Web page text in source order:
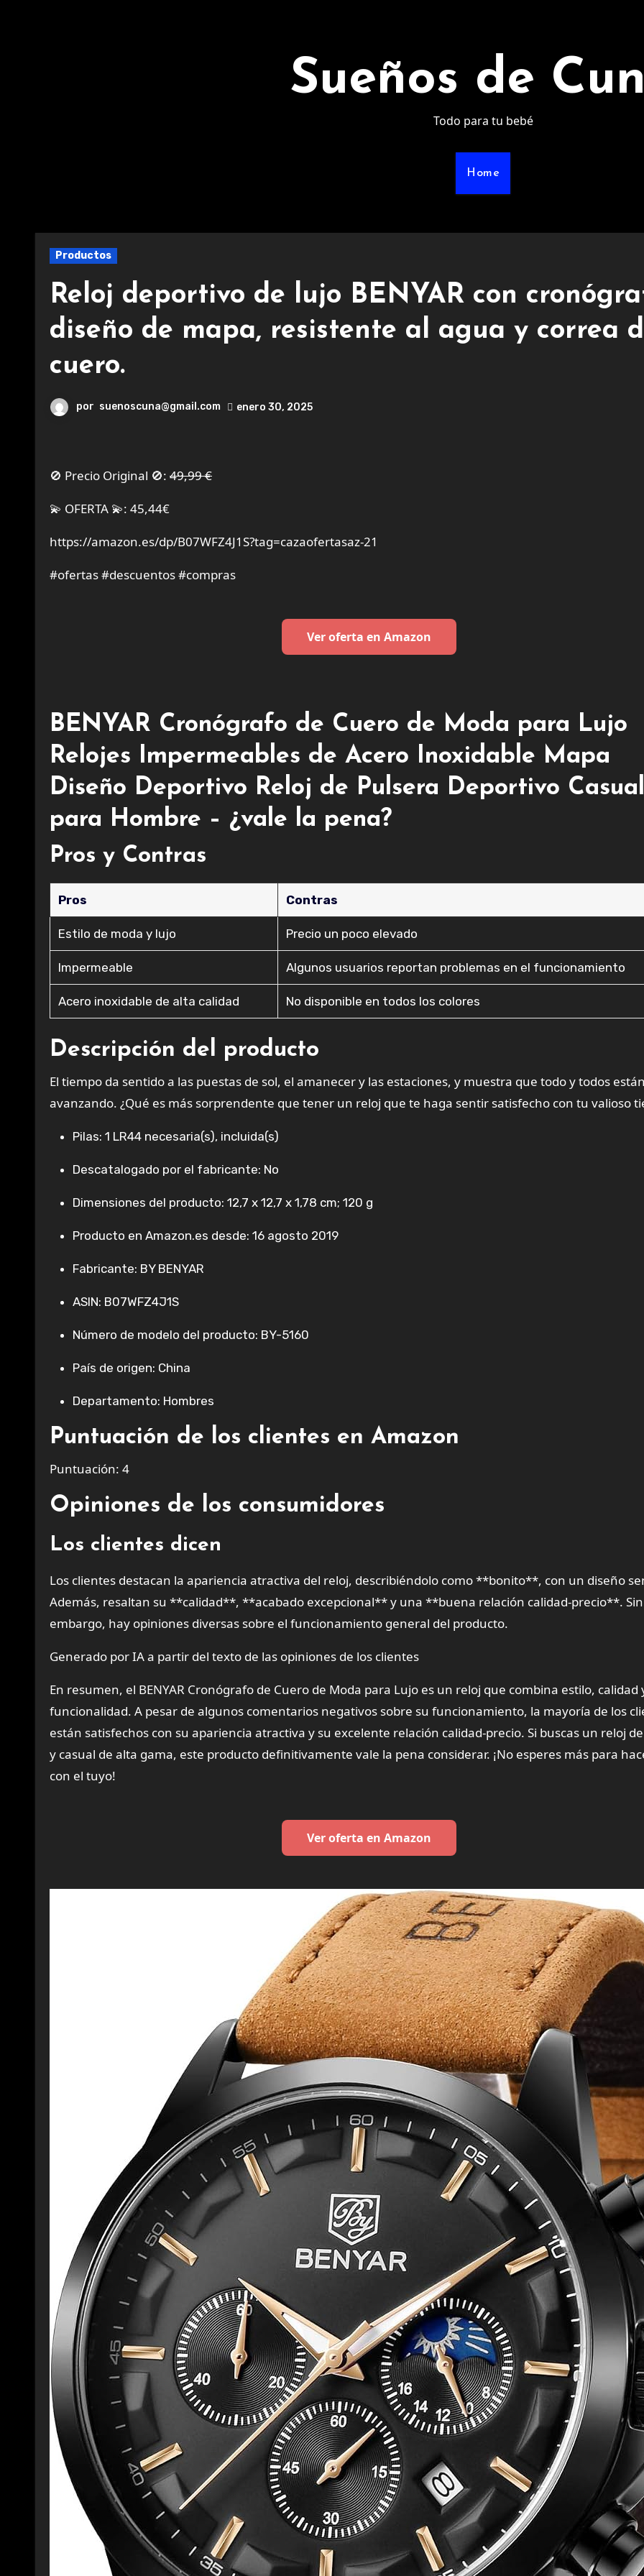
Sueños de
Todo para tu bebé
Home
Productos
Reloj deportivo de lujo BENYAR con
diseño de mapa, resistente al agua y correa
cuero.
por suenoscuna@gmail.com enero 30, 2025
🚫 Precio Original 🚫: 49,99 €
💫 OFERTA 💫: 45,44€
https://amazon.es/dp/B07WFZ4J1S?tag=cazaofertasaz-21
#ofertas #descuentos #compras
Ver oferta en Amazon
BENYAR Cronógrafo de Cuero de Moda para Lujo
Relojes Impermeables de Acero Inoxidable Mapa
Diseño Deportivo Reloj de Pulsera Deportivo Casual
para Hombre – ¿vale la pena?
Pros y Contras
Pros Contras
Estilo de moda y lujo Precio un poco elevado
Impermeable Algunos usuarios reportan problemas en el funcionamiento
Acero inoxidable de alta calidad No disponible en todos los colores
Descripción del producto
El tiempo da sentido a las puestas de sol, el amanecer y las estaciones, y muestra que todo y todos
avanzando. ¿Qué es más sorprendente que tener un reloj que te haga sentir satisfecho con tu valioso
Pilas: 1 LR44 necesaria(s), incluida(s)
Descatalogado por el fabricante: No
Dimensiones del producto: 12,7 x 12,7 x 1,78 cm; 120 g
Producto en Amazon.es desde: 16 agosto 2019
Fabricante: BY BENYAR
ASIN: B07WFZ4J1S
Número de modelo del producto: BY-5160
País de origen: China
Departamento: Hombres
Puntuación de los clientes en Amazon
Puntuación: 4
Opiniones de los consumidores
Los clientes dicen
Los clientes destacan la apariencia atractiva del reloj, describiéndolo como **bonito**, con un diseño
Además, resaltan su **calidad**, **acabado excepcional** y una **buena relación calidad-precio**. Sin
embargo, hay opiniones diversas sobre el funcionamiento general del producto.
Generado por IA a partir del texto de las opiniones de los clientes
En resumen, el BENYAR Cronógrafo de Cuero de Moda para Lujo es un reloj que combina estilo, calidad
funcionalidad. A pesar de algunos comentarios negativos sobre su funcionamiento, la mayoría de los
están satisfechos con su apariencia atractiva y su excelente relación calidad-precio. Si buscas un reloj
y casual de alta gama, este producto definitivamente vale la pena considerar. ¡No esperes más para
con el tuyo!
Ver oferta en Amazon